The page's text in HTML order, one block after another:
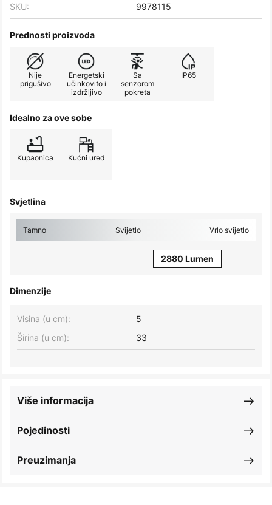
SKU:
9978115
Prednosti proizvoda
Nije
prigušivo
Energetski
učinkovito i
izdržljivo
Sa
senzorom
pokreta
IP65
Idealno za ove sobe
Kupaonica Kućni ured
Svjetlina
Tamno Svijetlo Vrlo svijetlo
2880 Lumen
Dimenzije
Širina (u cm): 33
Visina (u cm): 5
Pojedinosti
Više informacija
Preuzimanja